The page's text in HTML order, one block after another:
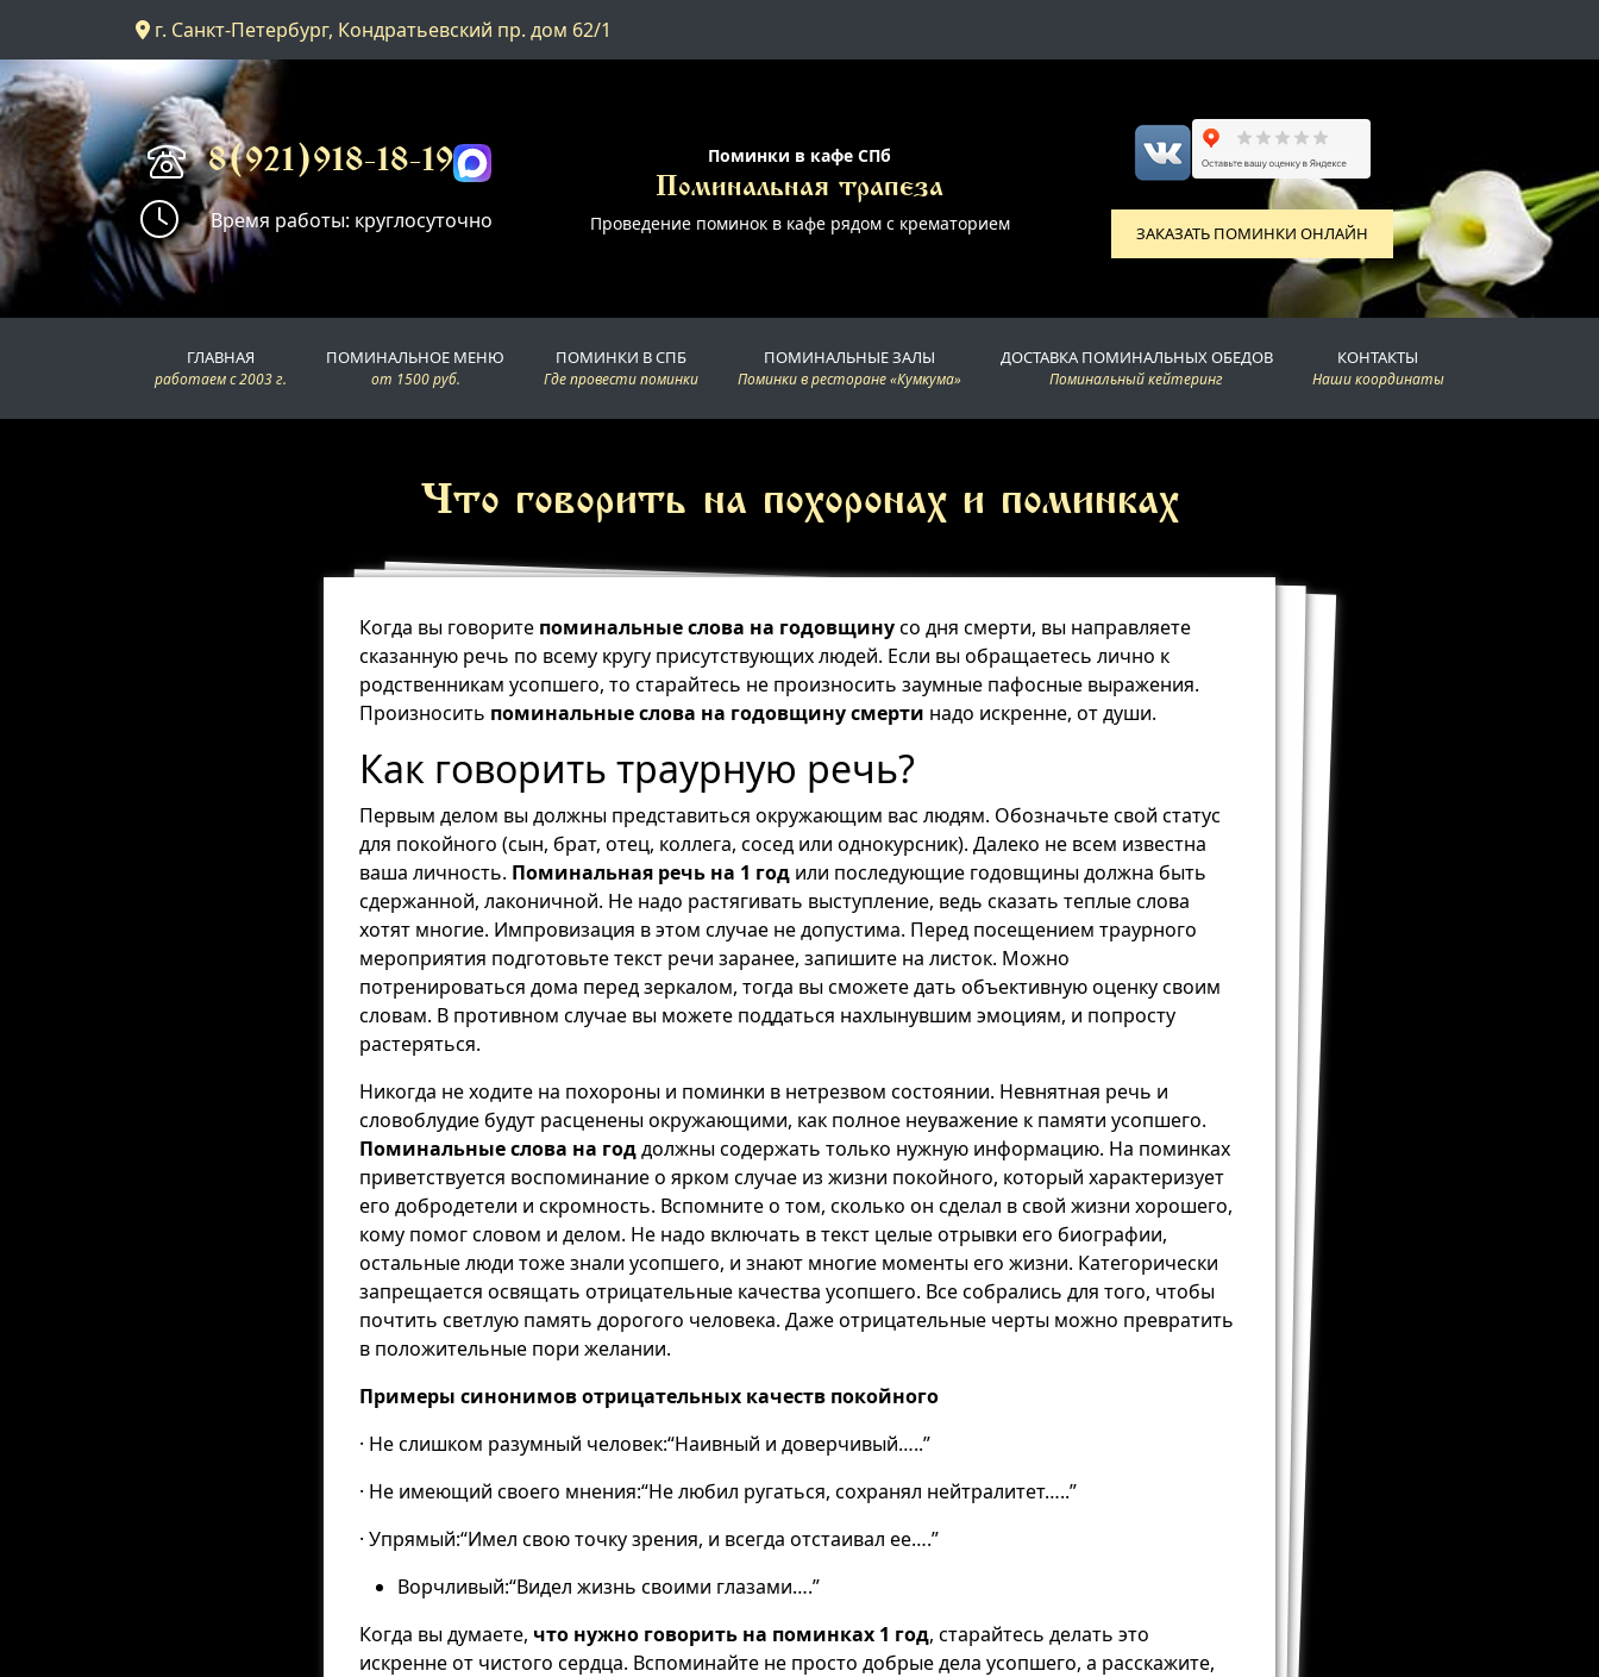
г. Санкт-Петербург, Кондратьевский пр. дом 62/1
Главная
Поминальное меню
Поминальные залы
Доставка
Контакты
8(921)918-18-19
Время работы: круглосуточно
Поминки в кафе СПб
Поминальная трапеза
Проведение поминок в кафе рядом с крематорием ЗАКАЗАТЬ ПОМИНКИ ОНЛАЙН
ГЛАВНАЯ
работаем с 2003 г.
ПОМИНАЛЬНОЕ МЕНЮ
от 1500 руб.
ПОМИНКИ В СПБ
Где провести поминки
ПОМИНАЛЬНЫЕ ЗАЛЫ
Поминки в ресторане «Кумкума»
ДОСТАВКА ПОМИНАЛЬНЫХ ОБЕДОВ
Поминальный кейтеринг
КОНТАКТЫ
Наши координаты
Что говорить на похоронах и поминках
Когда вы говорите поминальные слова на годовщинусо дня смерти, вы направляете
сказанную речь по всему кругу присутствующих людей. Если вы обращаетесь лично к
родственникам усопшего, то старайтесь не произносить заумные пафосные выражения.
Произносить поминальные слова на годовщину смерти надо искренне, от души.
Как говорить траурную речь?
Первым делом вы должны представиться окружающим вас людям. Обозначьте свой статус
для покойного (сын, брат, отец, коллега, сосед или однокурсник). Далеко не всем известна
ваша личность. Поминальная речь на 1 год или последующие годовщины должна быть
сдержанной, лаконичной. Не надо растягивать выступление, ведь сказать теплые слова
хотят многие. Импровизация в этом случае не допустима. Перед посещением траурного
мероприятия подготовьте текст речи заранее, запишите на листок. Можно
потренироваться дома перед зеркалом, тогда вы сможете дать объективную оценку своим
словам. В противном случае вы можете поддаться нахлынувшим эмоциям, и попросту
растеряться.
Никогда не ходите на похороны и поминки в нетрезвом состоянии. Невнятная речь и
словоблудие будут расценены окружающими, как полное неуважение к памяти усопшего.
Поминальные слова на годдолжны содержать только нужную информацию. На поминках
приветствуется воспоминание о ярком случае из жизни покойного, который характеризует
его добродетели и скромность. Вспомните о том, сколько он сделал в свой жизни хорошего,
кому помог словом и делом. Не надо включать в текст целые отрывки его биографии,
остальные люди тоже знали усопшего, и знают многие моменты его жизни. Категорически
запрещается освящать отрицательные качества усопшего. Все собрались для того, чтобы
почтить светлую память дорогого человека. Даже отрицательные черты можно превратить
в положительные пори желании.
Примеры синонимов отрицательных качеств покойного
· Не слишком разумный человек:“Наивный и доверчивый…..”
· Не имеющий своего мнения:“Не любил ругаться, сохранял нейтралитет…..”
· Упрямый:“Имел свою точку зрения, и всегда отстаивал ее….”
Ворчливый:“Видел жизнь своими глазами….”
Когда вы думаете, что нужно говорить на поминках 1 год, старайтесь делать это
искренне от чистого сердца. Вспоминайте не просто добрые дела усопшего, а расскажите,